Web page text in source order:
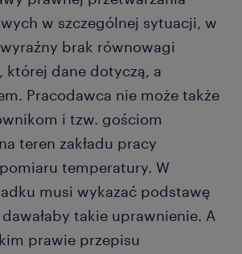
w szczególnej sytuacji, w
brak równowagi
której dane dotyczą, a
Pracodawca nie może także
i tzw. gościom
teren zakładu pracy
temperatury. W
musi wykazać podstawę
takie uprawnienie. A
prawie przepisu